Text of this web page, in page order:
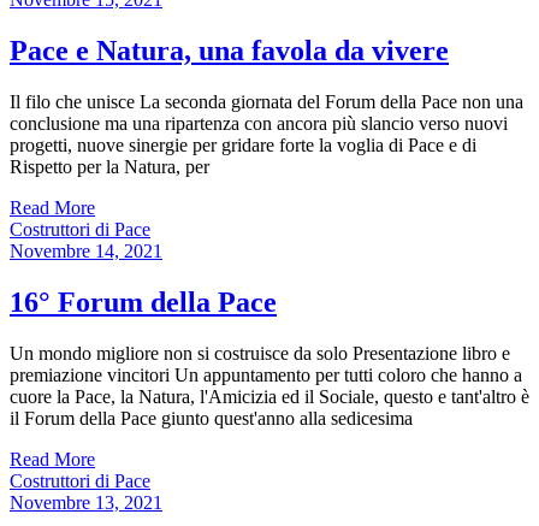
Pace e Natura, una favola da vivere
Il filo che unisce La seconda giornata del Forum della Pace non una
conclusione ma una ripartenza con ancora più slancio verso nuovi
progetti, nuove sinergie per gridare forte la voglia di Pace e di
Rispetto per la Natura, per
Read More
Costruttori di Pace
Novembre 14, 2021
16° Forum della Pace
Un mondo migliore non si costruisce da solo Presentazione libro e
premiazione vincitori Un appuntamento per tutti coloro che hanno a
cuore la Pace, la Natura, l'Amicizia ed il Sociale, questo e tant'altro è
il Forum della Pace giunto quest'anno alla sedicesima
Read More
Costruttori di Pace
Novembre 13, 2021